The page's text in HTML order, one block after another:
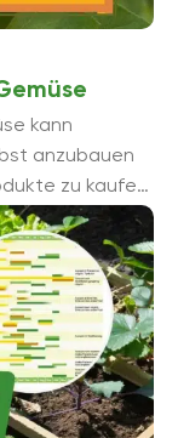
kann
anzubauen
zu kaufen
...